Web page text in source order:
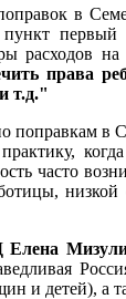
в
первый
расходов
права
т.д."
поправкам
часто
Елена
и детей), а